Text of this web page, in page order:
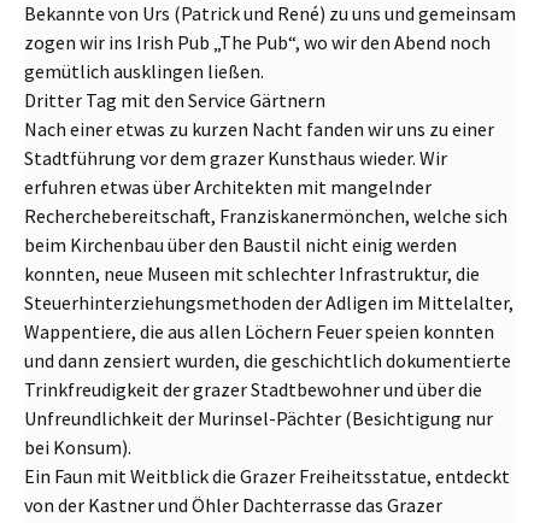
Bekannte von Urs (Patrick und René) zu uns und gemeinsam
zogen wir ins Irish Pub „The Pub“, wo wir den Abend noch
gemütlich ausklingen ließen.
Dritter Tag mit den Service Gärtnern
Nach einer etwas zu kurzen Nacht fanden wir uns zu einer
Stadtführung vor dem grazer Kunsthaus wieder. Wir
erfuhren etwas über Architekten mit mangelnder
Recherchebereitschaft, Franziskanermönchen, welche sich
beim Kirchenbau über den Baustil nicht einig werden
konnten, neue Museen mit schlechter Infrastruktur, die
Steuerhinterziehungsmethoden der Adligen im Mittelalter,
Wappentiere, die aus allen Löchern Feuer speien konnten
und dann zensiert wurden, die geschichtlich dokumentierte
Trinkfreudigkeit der grazer Stadtbewohner und über die
Unfreundlichkeit der Murinsel-Pächter (Besichtigung nur
bei Konsum).
Ein Faun mit Weitblickdie Grazer Freiheitsstatue, entdeckt
von der Kastner und Öhler Dachterrasse das Grazer